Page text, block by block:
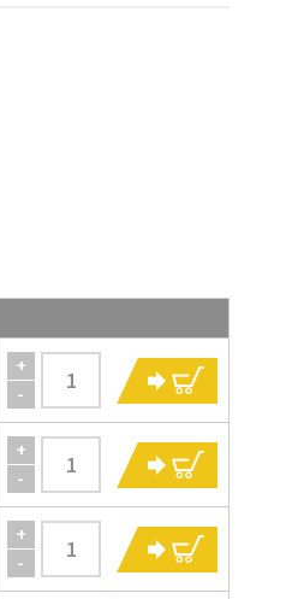
+
-
+
-
+
-